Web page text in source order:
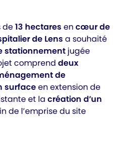
de13 hectares en cœur de
de Lens a souhaité
stationnement jugée
comprend deux
de
surfaceen extension de
et la création d’un
de l’emprise du site